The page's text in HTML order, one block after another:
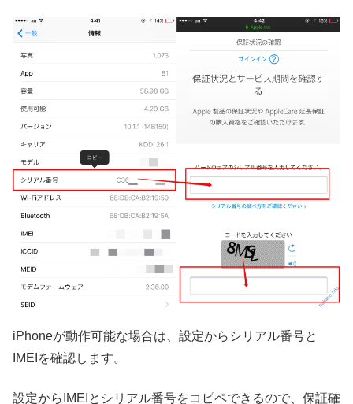
iPhoneが動作可能な場合は、設定からシリアル番号と
IMEIを確認します。
設定からIMEIとシリアル番号をコピペできるので、 保証確